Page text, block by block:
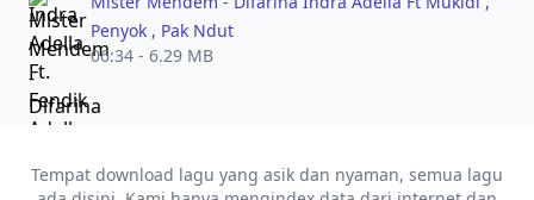
Penyok , Pak Ndut
06:34 - 6.29 MB
Tempat download lagu yang asik dan nyaman, semua lagu